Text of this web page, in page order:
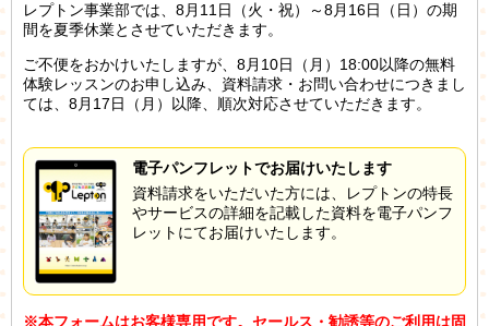
レプトン事業部では、8月11日（火・祝）～8月16日（日）の期
間を夏季休業とさせていただきます。
ご不便をおかけいたしますが、8月10日（月）18:00以降の無料
体験レッスンのお申し込み、資料請求・お問い合わせにつきまし
ては、8月17日（月）以降、順次対応させていただきます。
電子パンフレットでお届けいたします
資料請求をいただいた方には、レプトンの特長
やサービスの詳細を記載した資料を電子パンフ
レットにてお届けいたします。
※本フォームはお客様専用です。セールス・勧誘等のご利用は固